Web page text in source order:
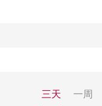
三天 一周